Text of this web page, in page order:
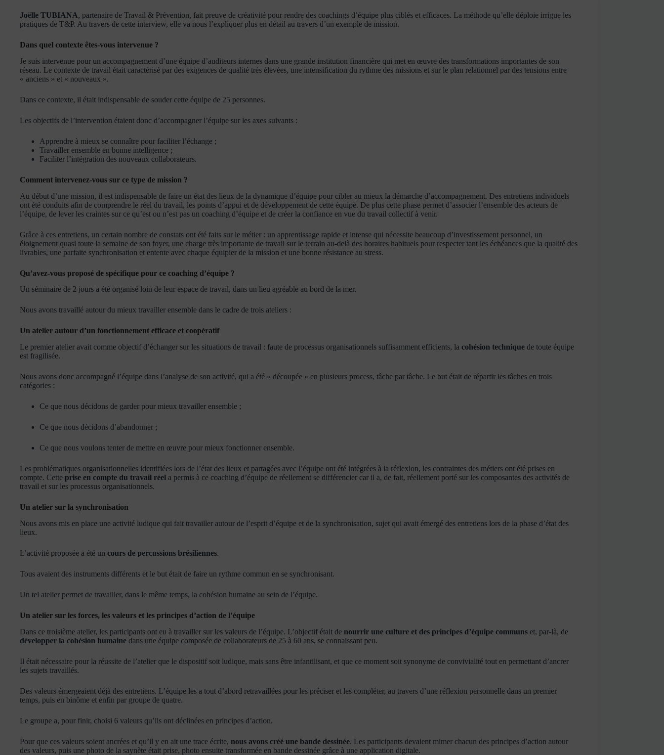
Joëlle TUBIANA, partenaire de Travail & Prévention, fait preuve de créativité pour rendre des coachings d’équipe plus ciblés et efficaces. La méthode qu’elle déploie irrigue les
pratiques de T&P. Au travers de cette interview, elle va nous l’expliquer plus en détail au travers d’un exemple de mission.
Dans quel contexte êtes-vous intervenue ?
Je suis intervenue pour un accompagnement d’une équipe d’auditeurs internes dans une grande institution financière qui met en œuvre des transformations importantes de son
réseau. Le contexte de travail était caractérisé par des exigences de qualité très élevées, une intensification du rythme des missions et sur le plan relationnel par des tensions entre
« anciens » et « nouveaux ».
Dans ce contexte, il était indispensable de souder cette équipe de 25 personnes.
Les objectifs de l’intervention étaient donc d’accompagner l’équipe sur les axes suivants :
Apprendre à mieux se connaître pour faciliter l’échange ;
Travailler ensemble en bonne intelligence ;
Faciliter l’intégration des nouveaux collaborateurs.
Comment intervenez-vous sur ce type de mission ?
Au début d’une mission, il est indispensable de faire un état des lieux de la dynamique d’équipe pour cibler au mieux la démarche d’accompagnement. Des entretiens individuels
ont été conduits afin de comprendre le réel du travail, les points d’appui et de développement de cette équipe. De plus cette phase permet d’associer l’ensemble des acteurs de
l’équipe, de lever les craintes sur ce qu’est ou n’est pas un coaching d’équipe et de créer la confiance en vue du travail collectif à venir.
Grâce à ces entretiens, un certain nombre de constats ont été faits sur le métier : un apprentissage rapide et intense qui nécessite beaucoup d’investissement personnel, un
éloignement quasi toute la semaine de son foyer, une charge très importante de travail sur le terrain au-delà des horaires habituels pour respecter tant les échéances que la qualité des
livrables, une parfaite synchronisation et entente avec chaque équipier de la mission et une bonne résistance au stress.
Qu’avez-vous proposé de spécifique pour ce coaching d’équipe ?
Un séminaire de 2 jours a été organisé loin de leur espace de travail, dans un lieu agréable au bord de la mer.
Nous avons travaillé autour du mieux travailler ensemble dans le cadre de trois ateliers :
Un atelier autour d’un fonctionnement efficace et coopératif
Le premier atelier avait comme objectif d’échanger sur les situations de travail : faute de processus organisationnels suffisamment efficients, la cohésion technique de toute équipe
est fragilisée.
Nous avons donc accompagné l’équipe dans l’analyse de son activité, qui a été « découpée » en plusieurs process, tâche par tâche. Le but était de répartir les tâches en trois
catégories :
Ce que nous décidons de garder pour mieux travailler ensemble ;
Ce que nous décidons d’abandonner ;
Ce que nous voulons tenter de mettre en œuvre pour mieux fonctionner ensemble.
Les problématiques organisationnelles identifiées lors de l’état des lieux et partagées avec l’équipe ont été intégrées à la réflexion, les contraintes des métiers ont été prises en
compte. Cette prise en compte du travail réel a permis à ce coaching d’équipe de réellement se différencier car il a, de fait, réellement porté sur les composantes des activités de
travail et sur les processus organisationnels.
Un atelier sur la synchronisation
Nous avons mis en place une activité ludique qui fait travailler autour de l’esprit d’équipe et de la synchronisation, sujet qui avait émergé des entretiens lors de la phase d’état des
lieux.
L’activité proposée a été un cours de percussions brésiliennes.
Tous avaient des instruments différents et le but était de faire un rythme commun en se synchronisant.
Un tel atelier permet de travailler, dans le même temps, la cohésion humaine au sein de l’équipe.
Un atelier sur les forces, les valeurs et les principes d’action de l’équipe
Dans ce troisième atelier, les participants ont eu à travailler sur les valeurs de l’équipe. L’objectif était de nourrir une culture et des principes d’équipe communs et, par-là, de
développer la cohésion humaine dans une équipe composée de collaborateurs de 25 à 60 ans, se connaissant peu.
Il était nécessaire pour la réussite de l’atelier que le dispositif soit ludique, mais sans être infantilisant, et que ce moment soit synonyme de convivialité tout en permettant d’ancrer
les sujets travaillés.
Des valeurs émergeaient déjà des entretiens. L’équipe les a tout d’abord retravaillées pour les préciser et les compléter, au travers d’une réflexion personnelle dans un premier
temps, puis en binôme et enfin par groupe de quatre.
Le groupe a, pour finir, choisi 6 valeurs qu’ils ont déclinées en principes d’action.
Pour que ces valeurs soient ancrées et qu’il y en ait une trace écrite, nous avons créé une bande dessinée. Les participants devaient mimer chacun des principes d’action autour
des valeurs, puis une photo de la saynète était prise, photo ensuite transformée en bande dessinée grâce à une application digitale.